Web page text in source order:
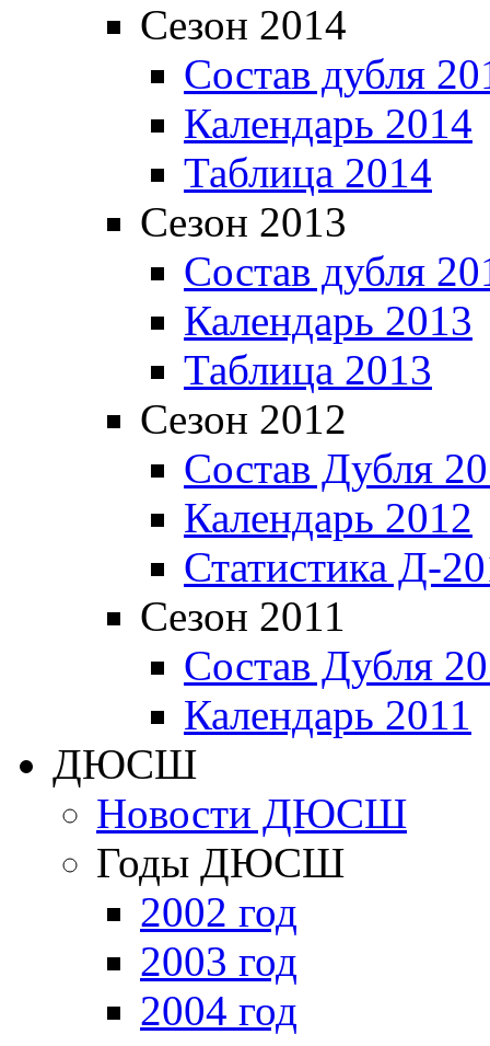
Сезон 2014
Состав дубля
Календарь 2014
Таблица 2014
Сезон 2013
Состав дубля
Календарь 2013
Таблица 2013
Сезон 2012
Состав Дубля
Календарь 2012
Статистика Д-
Сезон 2011
Состав Дубля
Календарь 2011
ДЮСШ
Новости ДЮСШ
Годы ДЮСШ
2002 год
2003 год
2004 год